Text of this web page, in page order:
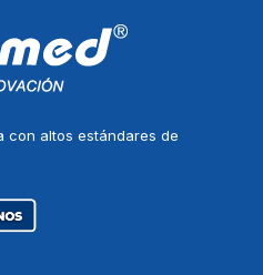
con altos estándares de